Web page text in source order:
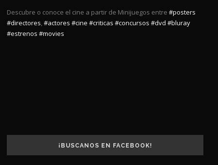
Descubre o conoce el cine a partir de Minijuegos entre #posters
#directores,#actores #cine #criticas #concursos #dvd #bluray
#estrenos #movies
¡BUSCANOS EN FACEBOOK!